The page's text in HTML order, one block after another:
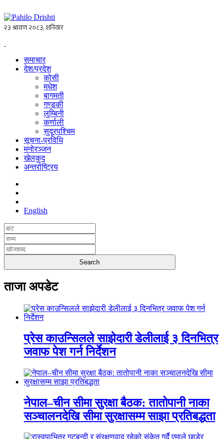
समाचार
देश/प्रदेश
कोसी
मधेश
बागमती
गण्डकी
लुम्बिनी
कर्णाली
सुदूरपश्चिम
सूचना-प्रविधि
मनोरञ्जन
खेलकुद
अन्तर्राष्ट्रिय
English
ताजा अपडेट
प्रेस काउन्सिलले साझेदारी डेलीलाई ३ दिनभित्र
जवाफ पेश गर्न निर्देशन
नेपाल–चीन सीमा सुरक्षा बैठक: तातोपानी नाका
सञ्चालनदेखि सीमा सुरक्षासम्म साझा प्रतिबद्धता